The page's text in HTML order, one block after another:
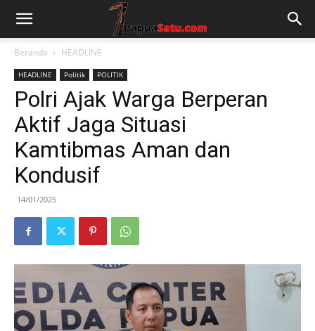
Beranda HEADLINE
HEADLINE Politik POLITIK
Polri Ajak Warga Berperan
Aktif Jaga Situasi
Kamtibmas Aman dan
Kondusif
14/01/2025